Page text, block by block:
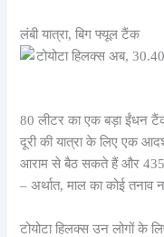
लंबी यात्रा, बिग फ्यूल टैंक
80 लीटर का एक बड़ा ईंधन
दूरी की यात्रा के लिए एक
आराम से बैठ सकते हैं और 435
– अर्थात, माल का कोई तनाव
टोयोटा हिलक्स उन लोगों के